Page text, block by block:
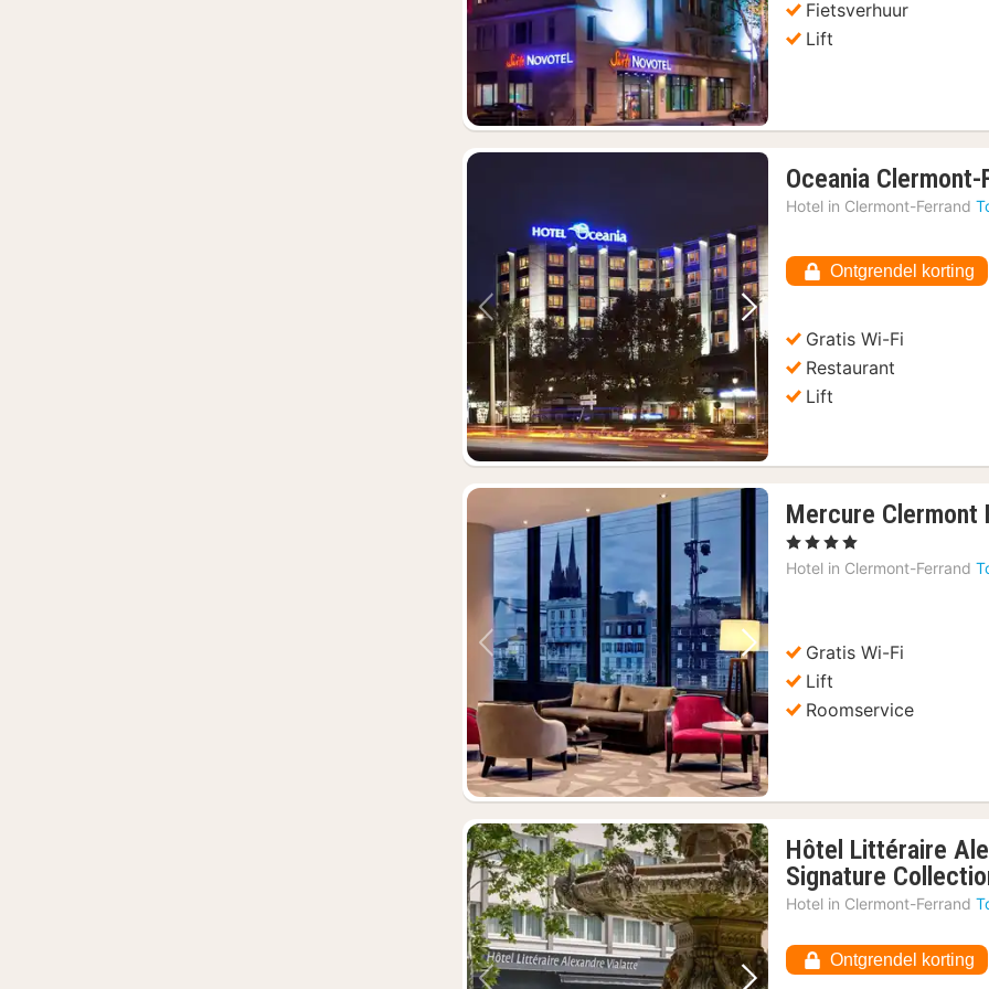
Fietsverhuur
Lift
Vorige foto Volgende foto
Oceania Clermont-
Hotel in Clermont-Ferrand
Ontgrendel korting
Gratis Wi-Fi
Restaurant
Lift
Vorige foto Volgende foto
Mercure Clermont
, 4 Sterren
Hotel in Clermont-Ferrand
Gratis Wi-Fi
Lift
Roomservice
Hôtel Littéraire
Signature
Hotel in Clermont-Ferrand
Ontgrendel korting